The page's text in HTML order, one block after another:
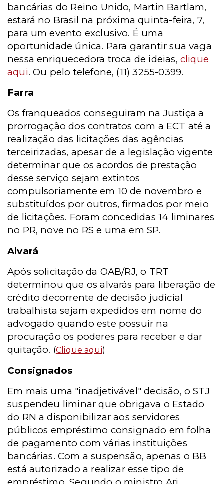
bancárias do Reino Unido, Martin Bartlam,
estará no Brasil na próxima quinta-feira, 7,
para um evento exclusivo. É uma
oportunidade única. Para garantir sua vaga
nessa enriquecedora troca de ideias, clique
aqui. Ou pelo telefone, (11) 3255-0399.
Farra
Os franqueados conseguiram na Justiça a
prorrogação dos contratos com a ECT até a
realização das licitações das agências
terceirizadas, apesar de a legislação vigente
determinar que os acordos de prestação
desse serviço sejam extintos
compulsoriamente em 10 de novembro e
substituídos por outros, firmados por meio
de licitações. Foram concedidas 14 liminares
no PR, nove no RS e uma em SP.
Alvará
Após solicitação da OAB/RJ, o TRT
determinou que os alvarás para liberação de
crédito decorrente de decisão judicial
trabalhista sejam expedidos em nome do
advogado quando este possuir na
procuração os poderes para receber e dar
quitação. (Clique aqui)
Consignados
Em mais uma "inadjetivável" decisão, o STJ
suspendeu liminar que obrigava o Estado
do RN a disponibilizar aos servidores
públicos empréstimo consignado em folha
de pagamento com várias instituições
bancárias. Com a suspensão, apenas o BB
está autorizado a realizar esse tipo de